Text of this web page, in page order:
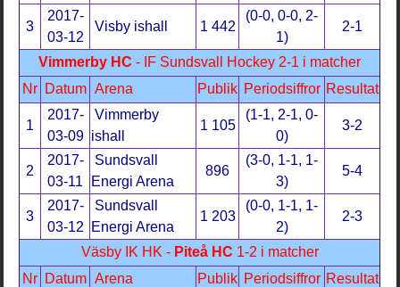
3
2017-
03-12
Visby ishall 1 442
(0-0, 0-0, 2-
1)
2-1
Vimmerby HC - IF Sundsvall Hockey 2-1 i matcher
Nr Datum Arena Publik Periodsiffror Resultat
1
2017-
03-09
Vimmerby
ishall
1 105
(1-1, 2-1, 0-
0)
3-2
2
2017-
03-11
Sundsvall
Energi Arena
896
(3-0, 1-1, 1-
3)
5-4
3
2017-
03-12
Sundsvall
Energi Arena
1 203
(0-0, 1-1, 1-
2)
2-3
Väsby IK HK - Piteå HC 1-2 i matcher
Nr Datum Arena Publik Periodsiffror Resultat